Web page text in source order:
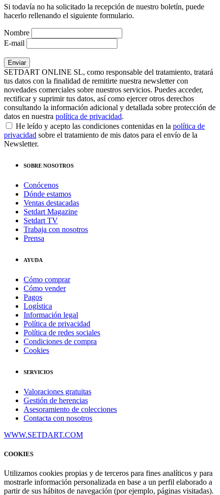
Si todavía no ha solicitado la recepción de nuestro boletín, puede
hacerlo rellenando el siguiente formulario.
Nombre
E-mail
SETDART ONLINE SL, como responsable del tratamiento, tratará
tus datos con la finalidad de remitirte nuestra newsletter con
novedades comerciales sobre nuestros servicios. Puedes acceder,
rectificar y suprimir tus datos, así como ejercer otros derechos
consultando la información adicional y detallada sobre protección de
datos en nuestra política de privacidad.
He leído y acepto las condiciones contenidas en la política de
privacidad sobre el tratamiento de mis datos para el envío de la
Newsletter.
SOBRE NOSOTROS
Conócenos
Dónde estamos
Ventas destacadas
Setdart Magazine
Setdart TV
Trabaja con nosotros
Prensa
AYUDA
Cómo comprar
Cómo vender
Pagos
Logística
Información legal
Política de privacidad
Política de redes sociales
Condiciones de compra
Cookies
SERVICIOS
Valoraciones gratuitas
Gestión de herencias
Asesoramiento de colecciones
Contacta con nosotros
WWW.SETDART.COM
COOKIES
Utilizamos cookies propias y de terceros para fines analíticos y para
mostrarle información personalizada en base a un perfil elaborado a
partir de sus hábitos de navegación (por ejemplo, páginas visitadas).